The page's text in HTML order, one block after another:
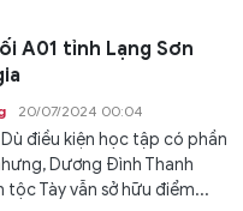
A01 tỉnh Lạng Sơn
20/07/2024 00:04
điều kiện học tập có phần
Dương Đình Thanh
tộc Tày vẫn sở hữu điểm...